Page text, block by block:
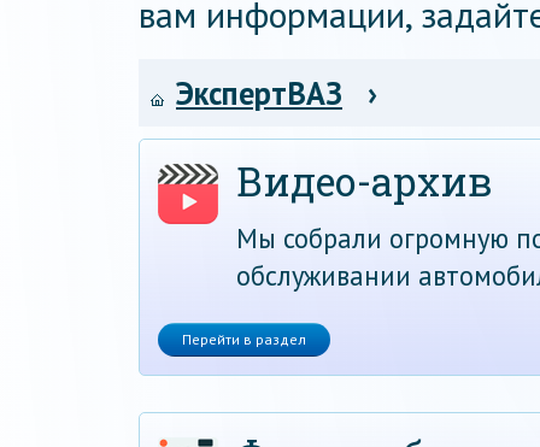
вам информации,
ЭкспертВАЗ ›
Видео-архив
Мы собрали огромную
обслуживании
Перейти в раздел